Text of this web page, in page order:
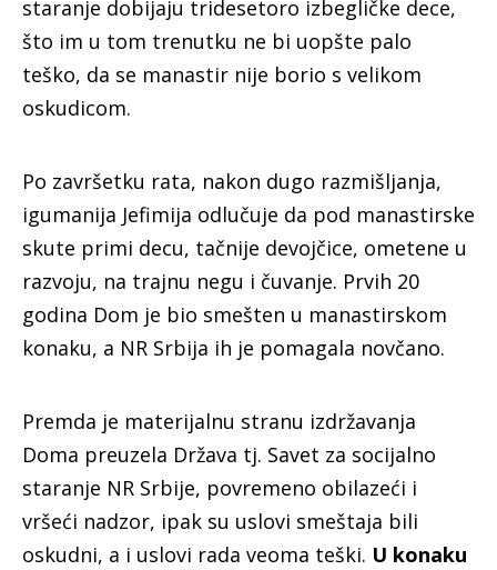
staranje dobijaju tridesetoro izbegličke dece,
što im u tom trenutku ne bi uopšte palo
teško, da se manastir nije borio s velikom
oskudicom.
Po završetku rata, nakon dugo razmišljanja,
igumanija Jefimija odlučuje da pod manastirske
skute primi decu, tačnije devojčice, ometene u
razvoju, na trajnu negu i čuvanje. Prvih 20
godina Dom je bio smešten u manastirskom
konaku, a NR Srbija ih je pomagala novčano.
Premda je materijalnu stranu izdržavanja
Doma preuzela Država tj. Savet za socijalno
staranje NR Srbije, povremeno obilazeći i
vršeći nadzor, ipak su uslovi smeštaja bili
oskudni, a i uslovi rada veoma teški. U konaku